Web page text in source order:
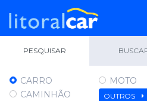
PESQUISAR
CARRO
MOTO
CAMINHÃO
OUTROS